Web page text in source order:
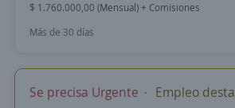
$ 1.760.000,00 (Mensual) + Comisiones
Más de 30 días
Se precisa Urgente Empleo